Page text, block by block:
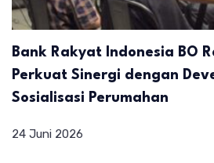
Bank Rakyat Indonesia BO
Perkuat Sinergi dengan
Sosialisasi Perumahan
24 Juni 2026